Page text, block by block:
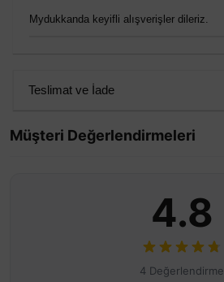
Mydukkanda keyifli alışverişler dileriz.
Teslimat ve İade
Müşteri Değerlendirmeleri
4.8
4 Değerlendirme